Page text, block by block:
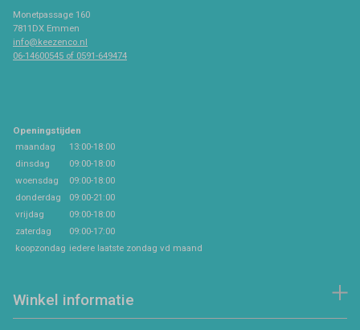
Monetpassage 160
7811DX Emmen
info@keezenco.nl
06-14600545 of 0591-649474
Openingstijden
maandag
13:00-18:00
dinsdag
09:00-18:00
woensdag
09:00-18:00
donderdag
09:00-21:00
vrijdag
09:00-18:00
zaterdag
09:00-17:00
koopzondag iedere laatste zondag vd maand
Winkel informatie